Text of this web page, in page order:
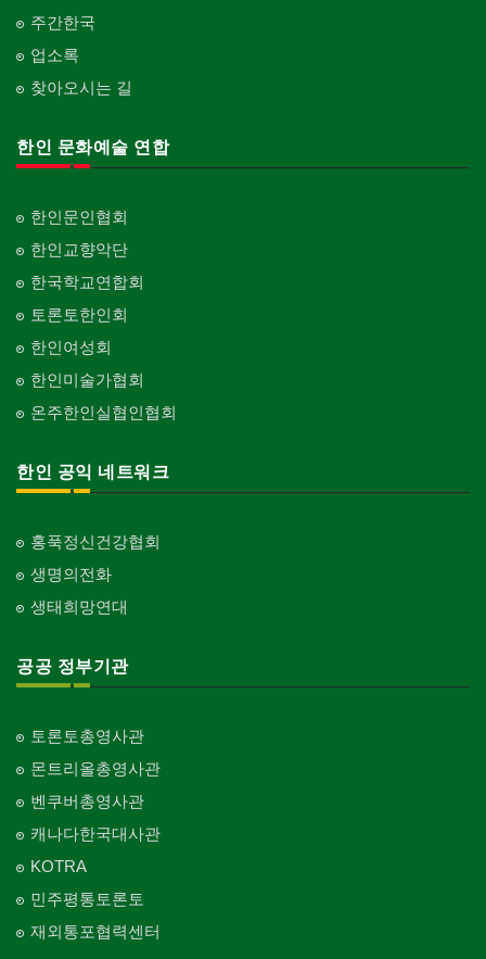
주간한국
업소록
찾아오시는 길
한인 문화예술 연합
한인문인협회
한인교향악단
한국학교연합회
토론토한인회
한인여성회
한인미술가협회
온주한인실협인협회
한인 공익 네트워크
홍푹정신건강협회
생명의전화
생태희망연대
공공 정부기관
토론토총영사관
몬트리올총영사관
벤쿠버총영사관
캐나다한국대사관
KOTRA
민주평통토론토
재외통포협력센터